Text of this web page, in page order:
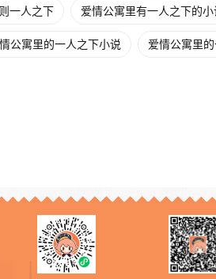
一人之下 爱情公寓里有一人之下的小
公寓里的一人之下小说 爱情公寓里